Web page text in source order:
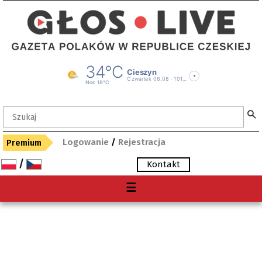
Premium Logowanie / Rejestracja
/ Kontakt
☰
O nas